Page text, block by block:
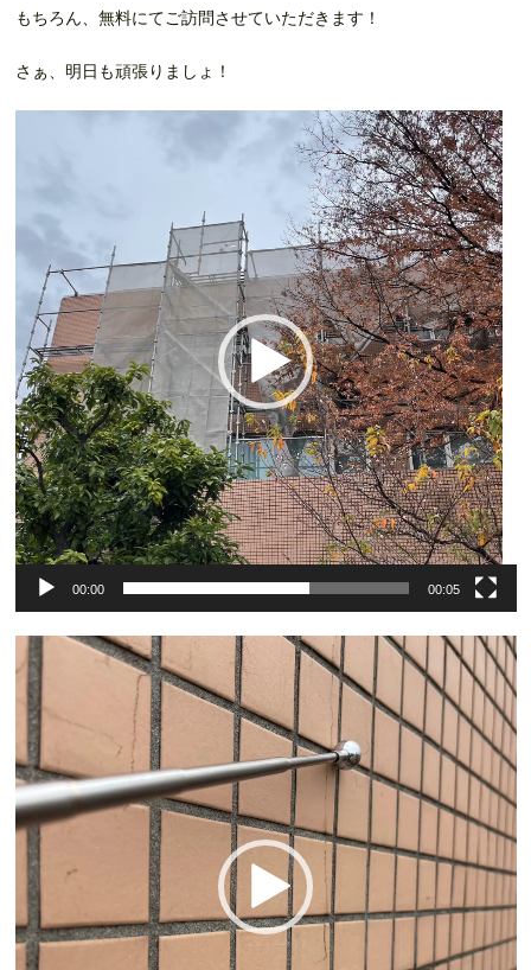
もちろん、無料にてご訪問させていただきます！
さぁ、明日も頑張りましょ！
00:00 00:05
動
画
レ
ー
ヤ
ー